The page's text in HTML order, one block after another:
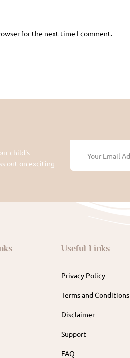
for the next time I comment.
child's
out on exciting
Useful Links
Privacy Policy
Terms and Conditions
Disclaimer
Support
FAQ